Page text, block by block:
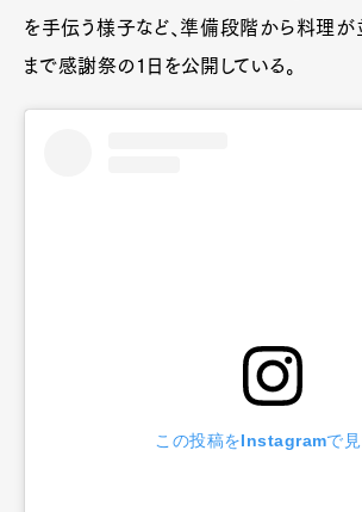
を手伝う様子など、準備段階から料理
まで感謝祭の1日を公開している。
この投稿をInstagramで見